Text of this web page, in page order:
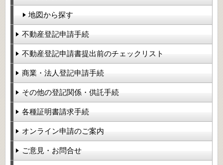
地図から探す
不動産登記申請手続
不動産登記申請書提出前のチェックリスト
商業・法人登記申請手続
その他の登記関係・供託手続
各種証明書請求手続
オンライン申請のご案内
ご意見・お問合せ